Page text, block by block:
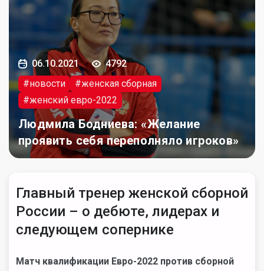
06.10.2021
4792
#новости
#женская сборная
#женский евро-2022
Людмила Бодниева: «Желание
проявить себя переполняло игроков»
Главный тренер женской сборной
России – о дебюте, лидерах и
следующем сопернике
Матч квалификации Евро-2022 против сборной